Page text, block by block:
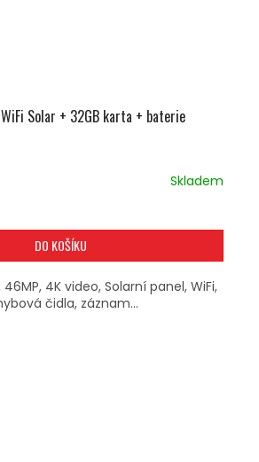
WiFi Solar + 32GB karta + baterie
Skladem
DO KOŠÍKU
4K video, Solarní panel, WiFi,
čidla, záznam...